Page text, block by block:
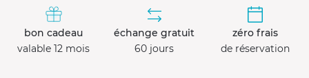
bon cadeau
valable 12 mois
échange gratuit
60 jours
zéro frais
de réservation